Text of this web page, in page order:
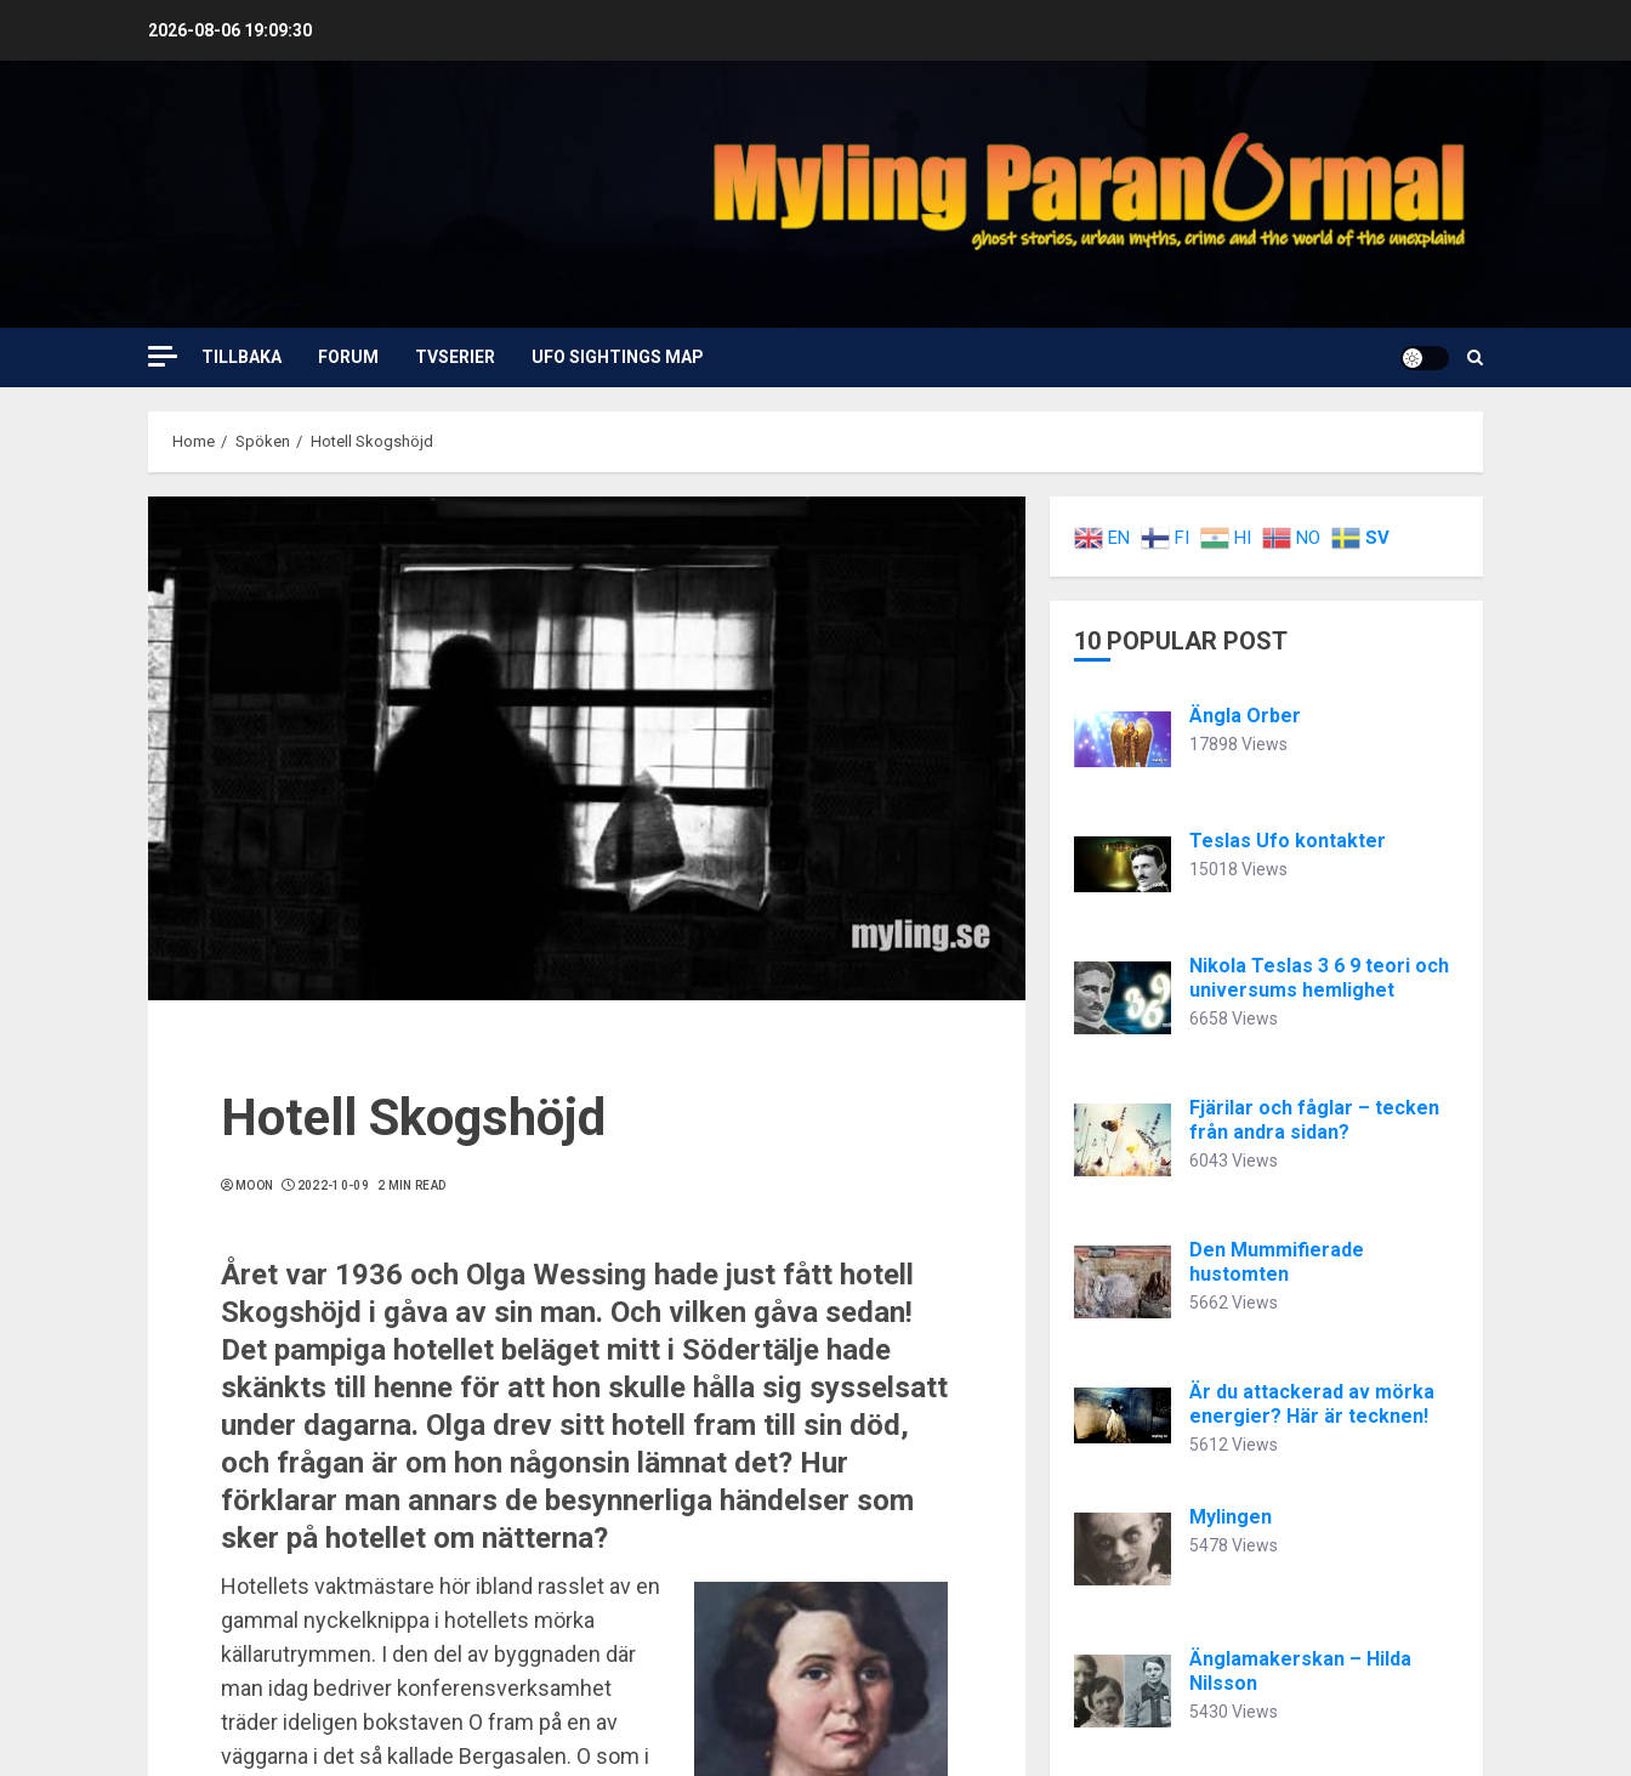
2026-08-06 19:09:31
TILLBAKA FORUM TVSERIER UFO SIGHTINGS MAP
Home Spöken Hotell Skogshöjd
Hotell Skogshöjd
MOON 2022-10-09 2 MIN READ
Året var 1936 och Olga Wessing hade just fått hotell
Skogshöjd i gåva av sin man. Och vilken gåva sedan!
Det pampiga hotellet beläget mitt i Södertälje hade
skänkts till henne för att hon skulle hålla sig sysselsatt
under dagarna. Olga drev sitt hotell fram till sin död,
och frågan är om hon någonsin lämnat det? Hur
förklarar man annars de besynnerliga händelser som
sker på hotellet om nätterna?
Hotellets vaktmästare hör ibland rasslet av en
gammal nyckelknippa i hotellets mörka
källarutrymmen. I den del av byggnaden där
man idag bedriver konferensverksamhet
träder ideligen bokstaven O fram på en av
väggarna i det så kallade Bergasalen. O som i
EN FI HI NO SV
10 POPULAR POST
Ängla Orber
17898 Views
Teslas Ufo kontakter
15018 Views
Nikola Teslas 3 6 9 teori och
universums hemlighet
6658 Views
Fjärilar och fåglar – tecken
från andra sidan?
6043 Views
Den Mummifierade
hustomten
5662 Views
Är du attackerad av mörka
energier? Här är tecknen!
5612 Views
Mylingen
5478 Views
Änglamakerskan – Hilda
Nilsson
5430 Views